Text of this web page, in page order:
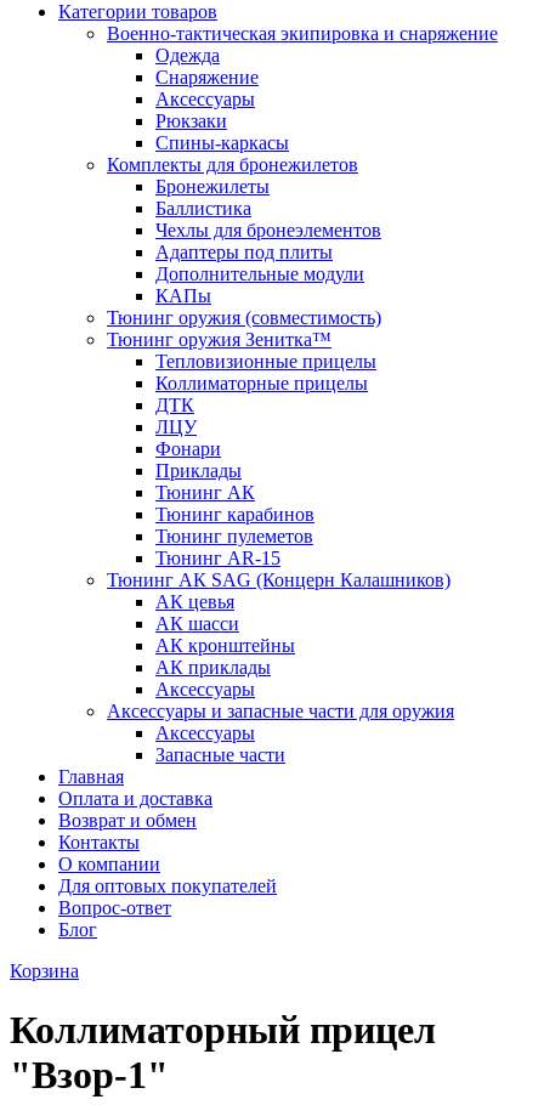
Категории товаров
Военно-тактическая экипировка и снаряжение
Одежда
Снаряжение
Аксессуары
Рюкзаки
Спины-каркасы
Комплекты для бронежилетов
Бронежилеты
Баллистика
Чехлы для бронеэлементов
Адаптеры под плиты
Дополнительные модули
КАПы
Тюнинг оружия (совместимость)
Тюнинг оружия Зенитка™
Тепловизионные прицелы
Коллиматорные прицелы
ДТК
ЛЦУ
Фонари
Приклады
Тюнинг АК
Тюнинг карабинов
Тюнинг пулеметов
Тюнинг AR-15
Тюнинг АК SAG (Концерн Калашников)
АК цевья
АК шасси
АК кронштейны
АК приклады
Аксессуары
Аксессуары и запасные части для оружия
Аксессуары
Запасные части
Главная
Оплата и доставка
Возврат и обмен
Контакты
О компании
Для оптовых покупателей
Вопрос-ответ
Блог
Корзина
Коллиматорный прицел
"Взор-1"